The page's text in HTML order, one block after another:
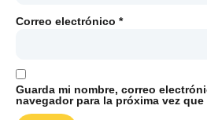
Correo electrónico *
Guarda mi nombre, correo
navegador para la próxima vez que